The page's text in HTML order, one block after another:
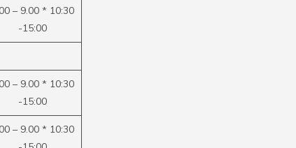
– 9.00 * 10:30
-15:00
– 9.00 * 10:30
-15:00
– 9.00 * 10:30